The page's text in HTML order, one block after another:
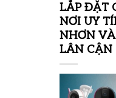
LẮP ĐẶT
NƠI UY
NHƠN
LÂN CẬN